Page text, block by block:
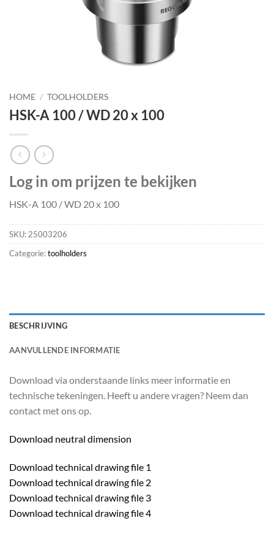
HOME / TOOLHOLDERS
HSK-A 100 / WD 20 x 100
Log in om prijzen te bekijken
HSK-A 100 / WD 20 x 100
SKU:25003206
Categorie:toolholders
BESCHRIJVING
AANVULLENDE INFORMATIE
Download via onderstaande links meer informatie en
technische tekeningen. Heeft u andere vragen? Neem dan
contact met ons op.
Download neutral dimension
Download technical drawing file 1
Download technical drawing file 2
Download technical drawing file 3
Download technical drawing file 4